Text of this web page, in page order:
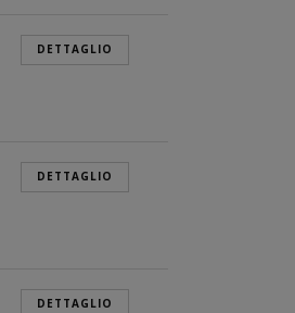
DETTAGLIO
DETTAGLIO
DETTAGLIO